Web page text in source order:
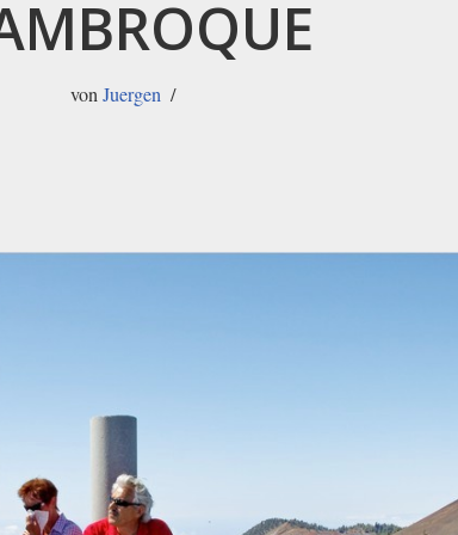
vonJuergen